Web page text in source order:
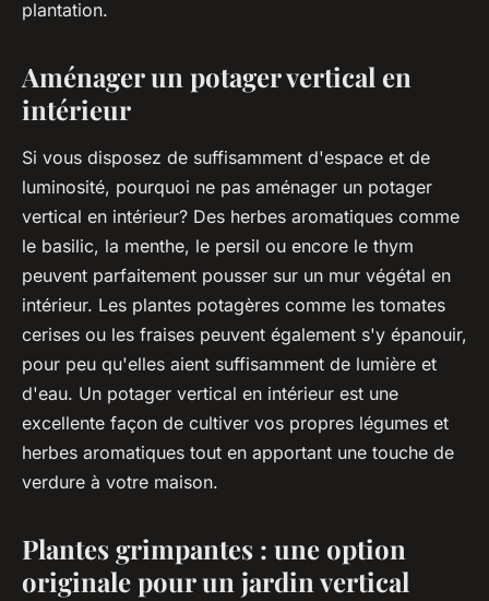
plantation.
Aménager un potager vertical en
intérieur
Si vous disposez de suffisamment d'espace et de
luminosité, pourquoi ne pas aménager un potager
vertical en intérieur? Des herbes aromatiques comme
le basilic, la menthe, le persil ou encore le thym
peuvent parfaitement pousser sur un mur végétal en
intérieur. Les plantes potagères comme les tomates
cerises ou les fraises peuvent également s'y épanouir,
pour peu qu'elles aient suffisamment de lumière et
d'eau. Un potager vertical en intérieur est une
excellente façon de cultiver vos propres légumes et
herbes aromatiques tout en apportant une touche de
verdure à votre maison.
Plantes grimpantes : une option
originale pour un jardin vertical